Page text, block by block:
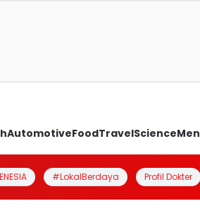
AutomotiveFoodTravelScienceMen
#LokalBerdaya Profil Dokter